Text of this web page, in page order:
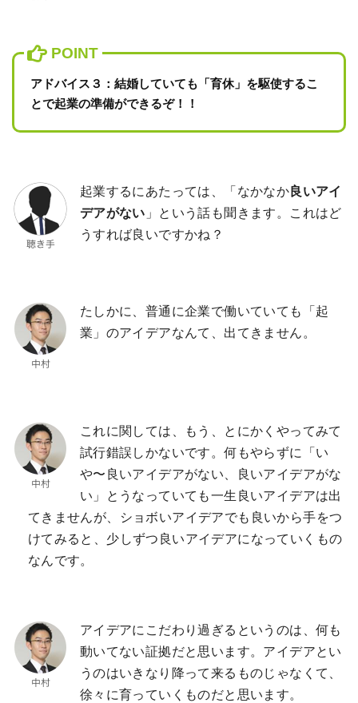
アドバイス３：結婚していても「育休」を駆使するこ
とで起業の準備ができるぞ！！
起業するにあたっては、「なかなか 良いアイ
デアがない 」という話も聞きます。これはど
うすれば良いですかね？
たしかに、普通に企業で働いていても「起
業」のアイデアなんて、出てきません。
これに関しては、もう、とにかくやってみて
試行錯誤しかないです。何もやらずに「い
や〜良いアイデアがない、良いアイデアがな
い」とうなっていても一生良いアイデアは出
てきませんが、ショボいアイデアでも良いから手をつ
けてみると、少しずつ良いアイデアになっていくもの
なんです。
アイデアにこだわり過ぎるというのは、何も
動いてない証拠だと思います。アイデアとい
うのはいきなり降って来るものじゃなくて、
徐々に育っていくものだと思います。